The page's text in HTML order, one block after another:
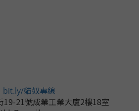
bit.ly/貓奴專線
19-21號成業工業大廈2樓18室